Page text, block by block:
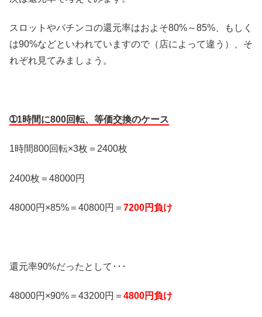
スロットやパチンコの還元率はおよそ80%～85%、もしく
は90%などといわれていますので（店によって違う）、そ
れぞれ見てみましょう。
➀1時間に800回転、等価交換のケース
1時間800回転×3枚＝2400枚
2400枚＝48000円
48000円×85%＝40800円＝ 7200円負け
還元率90%だったとして･･･
48000円×90%＝43200円＝ 4800円負け